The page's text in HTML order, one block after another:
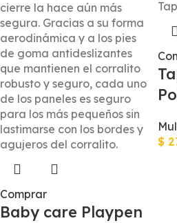
Comprar
Baby care Playpen
$